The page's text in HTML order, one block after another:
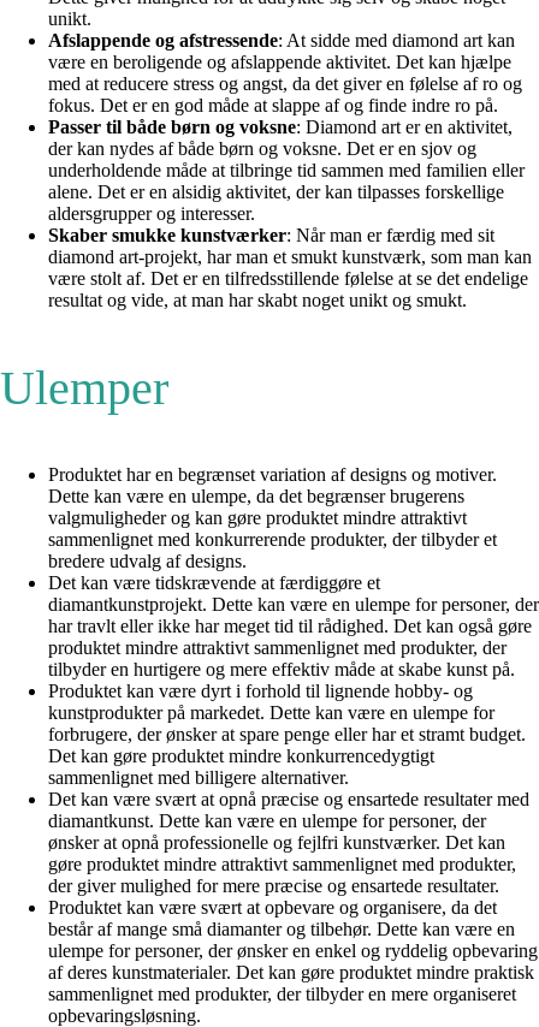
unikt.
Afslappende og afstressende: At sidde med diamond art kan
være en beroligende og afslappende aktivitet. Det kan hjælpe
med at reducere stress og angst, da det giver en følelse af ro og
fokus. Det er en god måde at slappe af og finde indre ro på.
Passer til både børn og voksne: Diamond art er en aktivitet,
der kan nydes af både børn og voksne. Det er en sjov og
underholdende måde at tilbringe tid sammen med familien eller
alene. Det er en alsidig aktivitet, der kan tilpasses forskellige
aldersgrupper og interesser.
Skaber smukke kunstværker: Når man er færdig med sit
diamond art-projekt, har man et smukt kunstværk, som man kan
være stolt af. Det er en tilfredsstillende følelse at se det endelige
resultat og vide, at man har skabt noget unikt og smukt.
Ulemper
Produktet har en begrænset variation af designs og motiver.
Dette kan være en ulempe, da det begrænser brugerens
valgmuligheder og kan gøre produktet mindre attraktivt
sammenlignet med konkurrerende produkter, der tilbyder et
bredere udvalg af designs.
Det kan være tidskrævende at færdiggøre et
diamantkunstprojekt. Dette kan være en ulempe for personer, der
har travlt eller ikke har meget tid til rådighed. Det kan også gøre
produktet mindre attraktivt sammenlignet med produkter, der
tilbyder en hurtigere og mere effektiv måde at skabe kunst på.
Produktet kan være dyrt i forhold til lignende hobby- og
kunstprodukter på markedet. Dette kan være en ulempe for
forbrugere, der ønsker at spare penge eller har et stramt budget.
Det kan gøre produktet mindre konkurrencedygtigt
sammenlignet med billigere alternativer.
Det kan være svært at opnå præcise og ensartede resultater med
diamantkunst. Dette kan være en ulempe for personer, der
ønsker at opnå professionelle og fejlfri kunstværker. Det kan
gøre produktet mindre attraktivt sammenlignet med produkter,
der giver mulighed for mere præcise og ensartede resultater.
Produktet kan være svært at opbevare og organisere, da det
består af mange små diamanter og tilbehør. Dette kan være en
ulempe for personer, der ønsker en enkel og ryddelig opbevaring
af deres kunstmaterialer. Det kan gøre produktet mindre praktisk
sammenlignet med produkter, der tilbyder en mere organiseret
opbevaringsløsning.